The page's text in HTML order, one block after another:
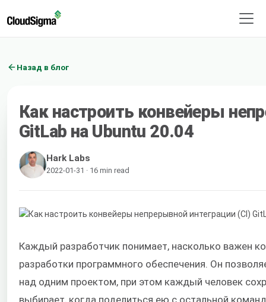
Назад в блог
Как настроить конвейеры
GitLab на Ubuntu 20.04
Hark Labs
2022-01-31 · 16 min read
Каждый разработчик понимает, насколько важен
разработки программного обеспечения. Он
над одним проектом, при этом каждый человек
выбирает, когда поделиться ею с остальной